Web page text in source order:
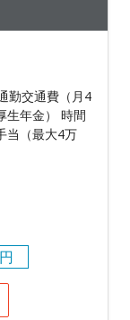
勤交通費（月4
生年金） 時間
当（最大4万